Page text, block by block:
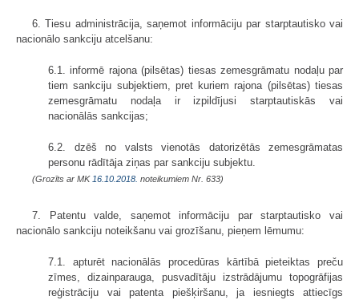
6. Tiesu administrācija, saņemot informāciju par starptautisko vai
nacionālo sankciju atcelšanu:
6.1. informē rajona (pilsētas) tiesas zemesgrāmatu nodaļu par
tiem sankciju subjektiem, pret kuriem rajona (pilsētas) tiesas
zemesgrāmatu nodaļa ir izpildījusi starptautiskās vai
nacionālās sankcijas;
6.2. dzēš no valsts vienotās datorizētās zemesgrāmatas
personu rādītāja ziņas par sankciju subjektu.
(Grozīts ar MK 16.10.2018. noteikumiem Nr. 633)
7. Patentu valde, saņemot informāciju par starptautisko vai
nacionālo sankciju noteikšanu vai grozīšanu, pieņem lēmumu:
7.1. apturēt nacionālās procedūras kārtībā pieteiktas preču
zīmes, dizainparauga, pusvadītāju izstrādājumu topogrāfijas
reģistrāciju vai patenta piešķiršanu, ja iesniegts attiecīgs